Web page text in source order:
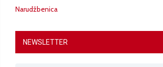
Narudžbenica
NEWSLETTER